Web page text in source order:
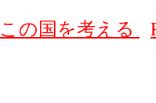
この国を考える